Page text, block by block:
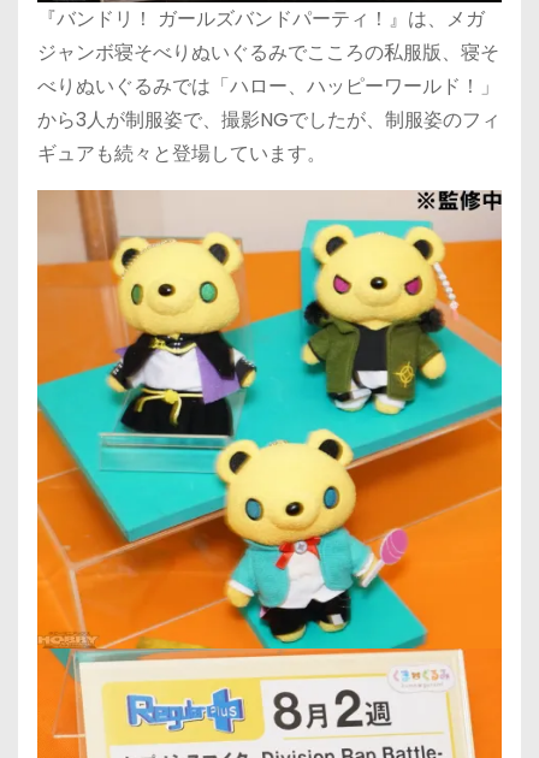
『バンドリ！ ガールズバンドパーティ！』は、メガ
ジャンボ寝そべりぬいぐるみでこころの私服版、寝そ
べりぬいぐるみでは「ハロー、ハッピーワールド！」
から3人が制服姿で、撮影NGでしたが、制服姿のフィ
ギュアも続々と登場しています。